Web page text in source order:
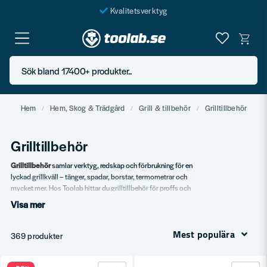
Kvalitetsverktyg
Fraktfritt över 999 SEK*
En järnhandel för alla
Butik i Göteborg
Sök bland 17400+ produkter..
Hem Hem, Skog & Trädgård Grill & tillbehör Grilltillbehör
Grilltillbehör
Grilltillbehörsamlar verktyg, redskap och förbrukning för en
lyckad grillkväll – tänger, spadar, borstar, termometrar och
mycket mer. Hos Toolab hittar du grilltillbehör för proffs och
hobbygrillaren.
Tänger, spadar och redskap.
Visa mer
369 produkter Mest populära